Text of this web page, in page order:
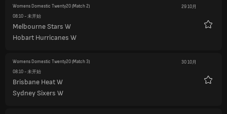
Womens Domestic Twenty20(Match 2)
29 10月
08:10- 未开始
Melbourne Stars W
Hobart Hurricanes W
Womens Domestic Twenty20(Match 3)
30 10月
08:10- 未开始
Brisbane Heat W
Sydney Sixers W